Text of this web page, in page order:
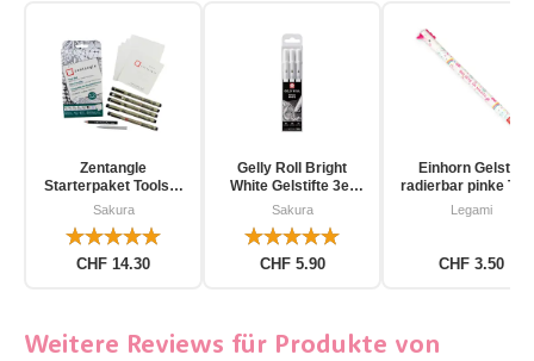
Zentangle
Starterpaket Toolset
für Einsteiger 12-
Sakura
CHF 14.30
Gelly Roll Bright
White Gelstifte 3er
Pack
Sakura
CHF 5.90
Einhorn Gelstift
radierbar pinke
Legami
CHF 3.50
Weitere Reviews für Produkte von